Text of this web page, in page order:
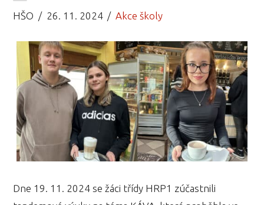
HŠO 26. 11. 2024 Akce školy
Dne 19. 11. 2024 se žáci třídy HRP1 zúčastnili